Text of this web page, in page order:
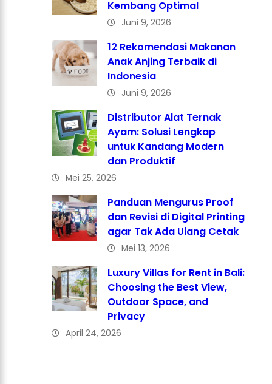
Kembang Optimal
Juni 9, 2026
12 Rekomendasi Makanan
Anak Anjing Terbaik di
Indonesia
Juni 9, 2026
Distributor Alat Ternak
Ayam: Solusi Lengkap
untuk Kandang Modern
dan Produktif
Mei 25, 2026
Panduan Mengurus Proof
dan Revisi di Digital Printing
agar Tak Ada Ulang Cetak
Mei 13, 2026
Luxury Villas for Rent in Bali:
Choosing the Best View,
Outdoor Space, and
Privacy
April 24, 2026